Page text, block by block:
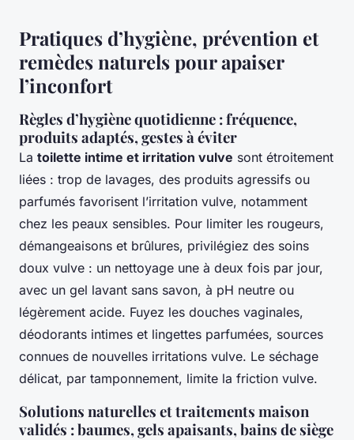
Pratiques d’hygiène, prévention et
remèdes naturels pour apaiser
l’inconfort
Règles d’hygiène quotidienne : fréquence,
produits adaptés, gestes à éviter
La toilette intime et irritation vulve sont étroitement
liées : trop de lavages, des produits agressifs ou
parfumés favorisent l’irritation vulve, notamment
chez les peaux sensibles. Pour limiter les rougeurs,
démangeaisons et brûlures, privilégiez des soins
doux vulve : un nettoyage une à deux fois par jour,
avec un gel lavant sans savon, à pH neutre ou
légèrement acide. Fuyez les douches vaginales,
déodorants intimes et lingettes parfumées, sources
connues de nouvelles irritations vulve. Le séchage
délicat, par tamponnement, limite la friction vulve.
Solutions naturelles et traitements maison
validés : baumes, gels apaisants, bains de siège